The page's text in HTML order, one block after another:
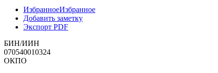
ИзбранноеИзбранное
Добавить заметку
Экспорт PDF
БИН/ИИН
070540010324
ОКПО